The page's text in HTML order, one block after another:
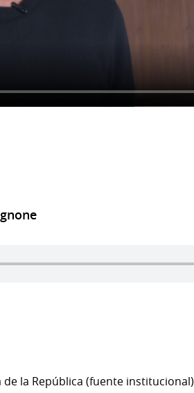
la República (fuente institucional)